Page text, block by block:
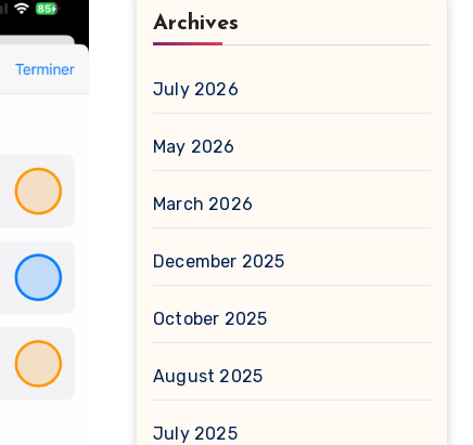
Archives
July 2026
May 2026
March 2026
December 2025
October 2025
August 2025
July 2025